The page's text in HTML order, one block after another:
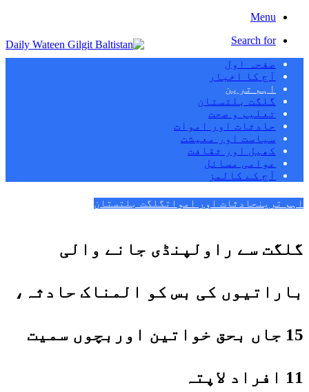
Menu
Search for
صفحہ اول
آج کا اخبار
اہم ترین
گلگت بلتستان
تعلیم و صحت
حادثات اور اموات
سیاست اور معیشت
کھیل اور ثقافت
عوامی مسائل
آج کے کالمز
اہم ترین حادثات اور اموات گلگت بلتستان
گلگت سے راولپنڈی جانے والی
باراتیوں کی بس کو المناک حادثہ،
15 جاں بحق خواتین اوربچوں سمیت
11 افراد لاپتہ